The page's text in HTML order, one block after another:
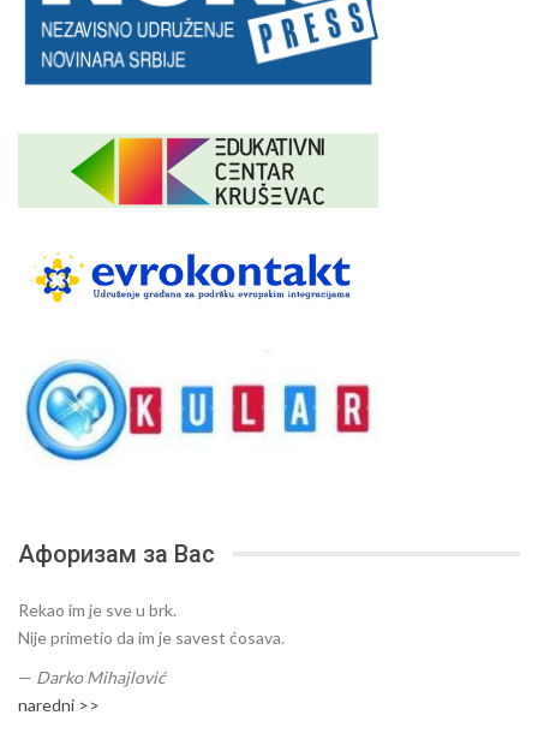
Афоризам за Вас
Rekao im je sve u brk.
Nije primetio da im je savest ćosava.
— Darko Mihajlović
naredni >>